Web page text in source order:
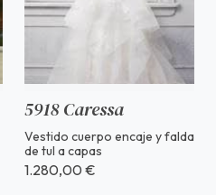
5918 Caressa
Vestido cuerpo encaje y falda
de tul a capas
1.280,00 €